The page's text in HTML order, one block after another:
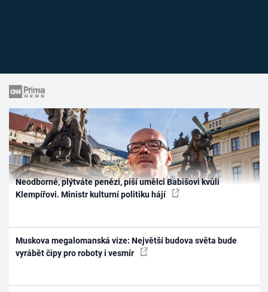
Neodborné, plýtváte penězi, píší umělci Babišovi kvůli
Klempířovi. Ministr kulturní politiku hájí
Muskova megalomanská vize: Největší budova světa bude
vyrábět čipy pro roboty i vesmír